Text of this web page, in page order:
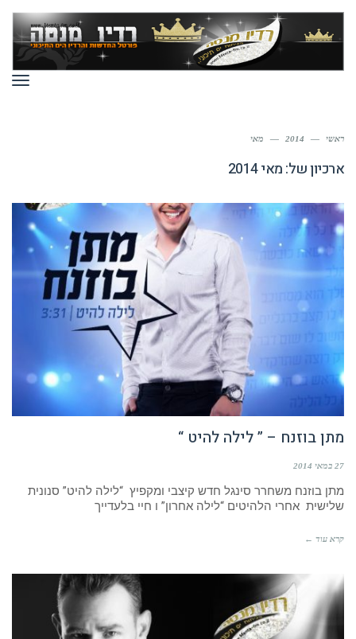
ראשי —
2014
— מאי
ארכיון של:מאי 2014
מתן בוזנח – ” לילה להיט “
27 במאי 2014
מתן בוזנח משחרר סינגל חדש קיצבי ומקפיץ “לילה להיט” סנונית
שלישית אחרי הלהיטים “לילה אחרון” ו חיי בלעדייך
קרא עוד ←